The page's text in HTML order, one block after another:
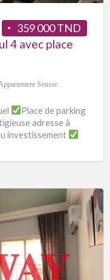
359 000 TND
4 avec place
Sousse
Place de parking
adresse à
investissement